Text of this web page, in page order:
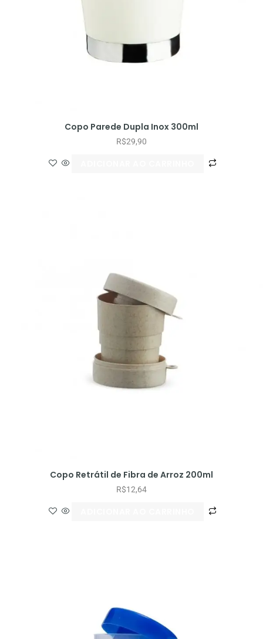
Copo Parede Dupla Inox 300ml
R$29,90
Copo Retrátil de Fibra de Arroz 200ml
R$12,64